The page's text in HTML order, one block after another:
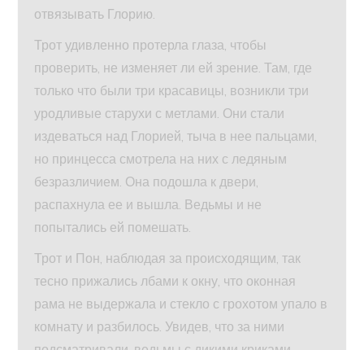
отвязывать Глорию.
Трот удивленно протерла глаза, чтобы
проверить, не изменяет ли ей зрение. Там, где
только что были три красавицы, возникли три
уродливые старухи с метлами. Они стали
издеваться над Глорией, тыча в нее пальцами,
но принцесса смотрела на них с ледяным
безразличием. Она подошла к двери,
распахнула ее и вышла. Ведьмы и не
попытались ей помешать.
Трот и Пон, наблюдая за происходящим, так
тесно прижались лбами к окну, что оконная
рама не выдержала и стекло с грохотом упало в
комнату и разбилось. Увидев, что за ними